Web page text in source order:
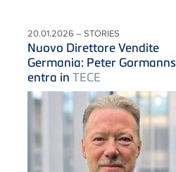
20.01.2026 – STORIES
Nuovo Direttore Vendite
Germania: Peter Gormanns
entra inTECE